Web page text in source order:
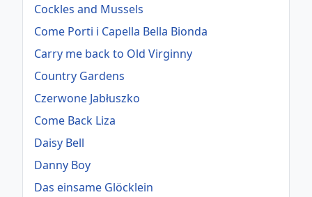
Cockles and Mussels
Come Porti i Capella Bella Bionda
Carry me back to Old Virginny
Country Gardens
Czerwone Jabłuszko
Come Back Liza
Daisy Bell
Danny Boy
Das einsame Glöcklein